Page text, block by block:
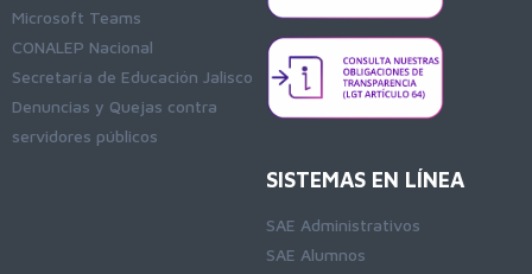
Microsoft Teams
CONALEP Nacional
Secretaría de Educación Jalisco
Denuncias y Quejas contra
servidores públicos
SISTEMAS EN LÍNEA
SAE Administrativos
SAE Alumnos